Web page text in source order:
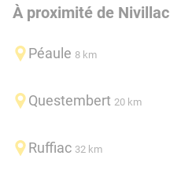
À proximité de Nivillac
Péaule 8 km
Questembert 20 km
Ruffiac 32 km